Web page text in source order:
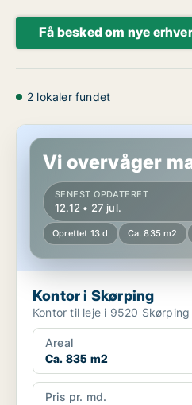
Få besked om nye
2 lokaler fundet
Kontor i Skørping
Vi overvåger
SENEST OPDATERET
12.12 • 27 jul.
Oprettet 13 d Ca. 835 m2
Kontor i Skørping
Kontor til leje i 9520 Skørping
Areal
Ca. 835 m2
Pris pr. md.